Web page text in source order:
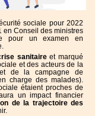
sociale pour 2022
en Conseil des ministres
pour un examen en
sanitaireet marqué
et des acteurs de la
de la campagne de
charge des malades).
étaient proches de
un impact financier
de la trajectoire des